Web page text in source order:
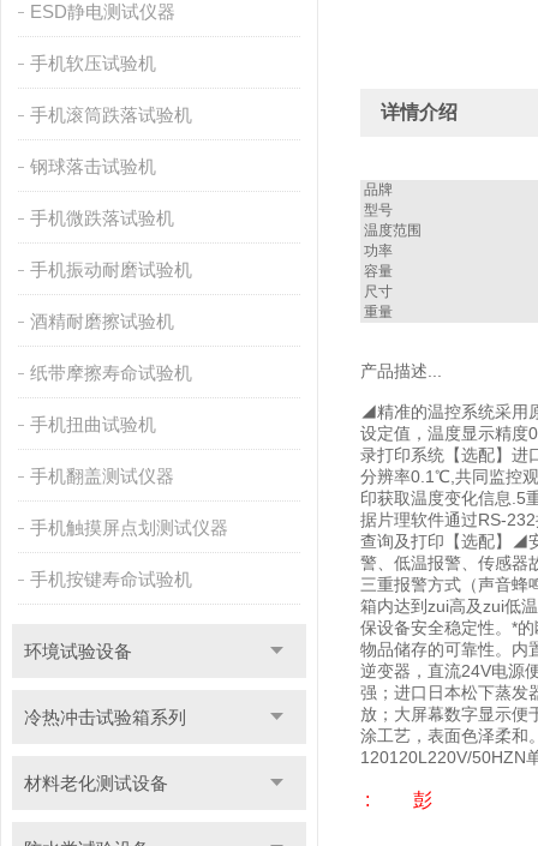
ESD静电测试仪器
手机软压试验机
手机滚筒跌落试验机
钢球落击试验机
手机微跌落试验机
手机振动耐磨试验机
酒精耐磨擦试验机
纸带摩擦寿命试验机
手机扭曲试验机
手机翻盖测试仪器
手机触摸屏点划测试仪器
手机按键寿命试验机
环境试验设备
冷热冲击试验箱系列
材料老化测试设备
详情介绍
品牌
型号
温度范围
功率
容量
尺寸
重量
产品描述...
◢精准的温控系统采用
设定值，温度显示精
录打印系统【选配】进
分辨率0.1℃,共同监控
印获取温度变化信息.5
据片理软件通过RS-
查询及打印【选配】◢
警、低温报警、传感器
三重报警方式（声音蜂
箱内达到zui高及zui低
保设备安全稳定性。*
物品储存的可靠性。内
逆变器，直流24V电源
强；进口日本松下蒸发
放；大屏幕数字显示便
涂工艺，表面色泽柔和
120120L220V/50HZN
: 彭